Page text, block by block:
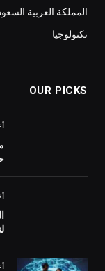
المملكة العربية
تكنولوجيا
OUR PICKS